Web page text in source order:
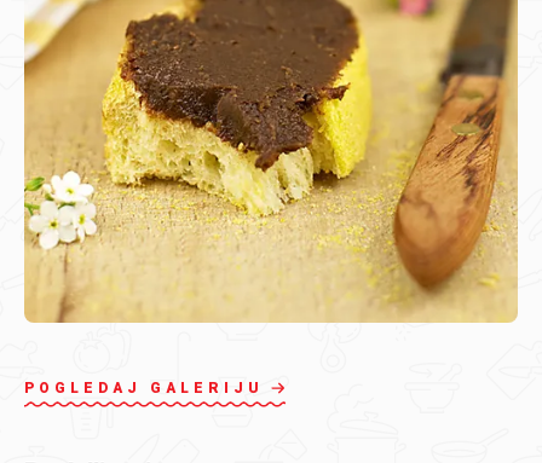
POGLEDAJ GALERIJU